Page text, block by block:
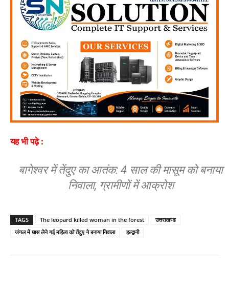
यह भी पढ़े :
बागेश्वर में तेंदुए का आतंक: 4 साल की मासूम को बनाया
निवाला, ग्रामीणों में आक्रोश
TAGS The leopard killed woman in the forest
उत्तराखण्ड
जंगल में घास लेने गई महिला को तेंदुए ने बनाया निवाला
हल्द्वानी